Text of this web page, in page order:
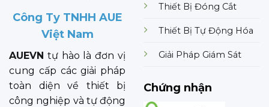
Công Ty TNHH AUE
Việt Nam
AUEVN tự hào là đơn vị
cung cấp các giải pháp
toàn diện về thiết bị
công nghiệp và tự động
Thiết Bị Đóng Cắt
Thiết Bị Tự Động Hóa
Giải Pháp Giám Sát
Chứng nhận